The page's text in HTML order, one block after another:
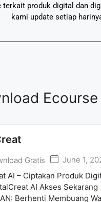
terkait produk digital dan
kami update setiap
Gratis June 1,
AI – Ciptakan Produk
AI Akses Sekarang
Berhenti Membuang